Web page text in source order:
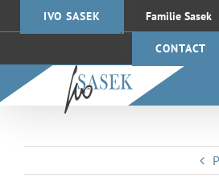
IVO SASEK Familie Sasek
CONTACT